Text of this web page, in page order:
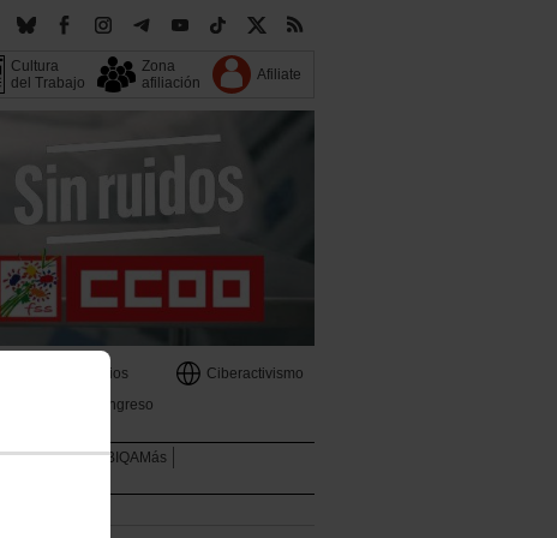
Cultura
del Trabajo
Zona
afiliación
Afiliate
Servicios
Ciberactivismo
13 Congreso
Mujeres
LGTBIQAMás